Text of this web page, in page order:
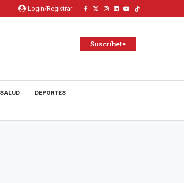
Login/Registrar
Suscríbete
SALUD DEPORTES